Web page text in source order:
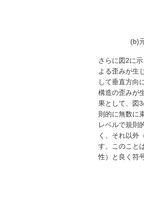
(b)
さらに図2に
よる歪みが生
して垂直方向
構造の歪みが
果として、図
則的に無数に
レベルで規則
く、それ以外
す。このこと
性）と良く符